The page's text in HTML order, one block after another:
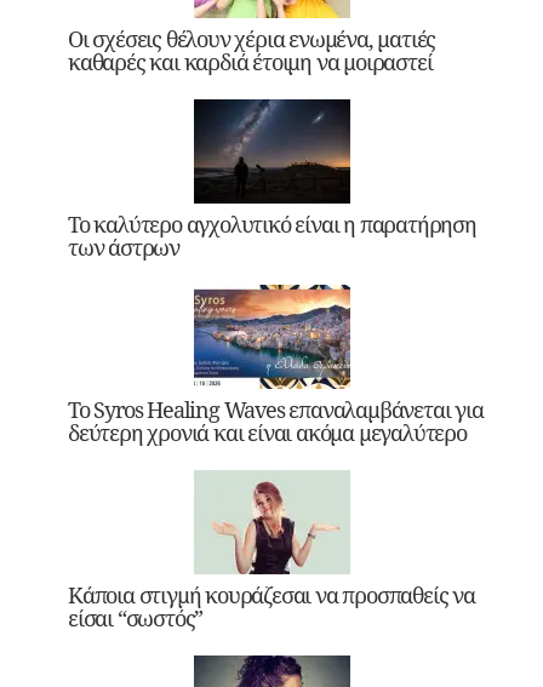
Οι σχέσεις θέλουν χέρια ενωμένα, ματιές
καθαρές και καρδιά έτοιμη να μοιραστεί
Το καλύτερο αγχολυτικό είναι η παρατήρηση
των άστρων
Το Syros Healing Waves επαναλαμβάνεται για
δεύτερη χρονιά και είναι ακόμα μεγαλύτερο
Κάποια στιγμή κουράζεσαι να προσπαθείς να
είσαι “σωστός”